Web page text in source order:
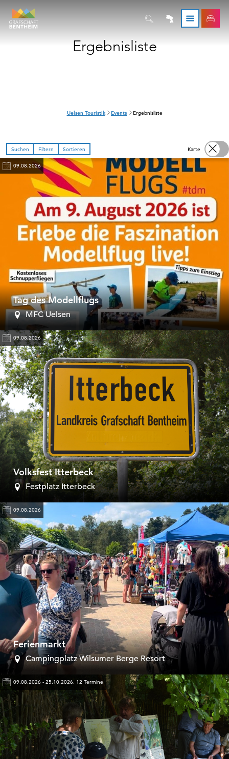
Ergebnisliste
S
i
n
d
h
i
e
r
:
Uelsen Touristik Events Ergebnisliste
Suchen Filtern Sortieren Karte
09.08.2026
Tag des Modellflugs
MFC Uelsen
09.08.2026
Volksfest Itterbeck
Festplatz Itterbeck
09.08.2026
Ferienmarkt
Campingplatz Wilsumer Berge Resort
09.08.2026 - 25.10.2026, 12 Termine